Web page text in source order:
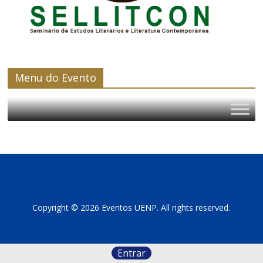
Menu do Evento
Copyright © 2026 Eventos UENP. All rights reserved.
Entrar